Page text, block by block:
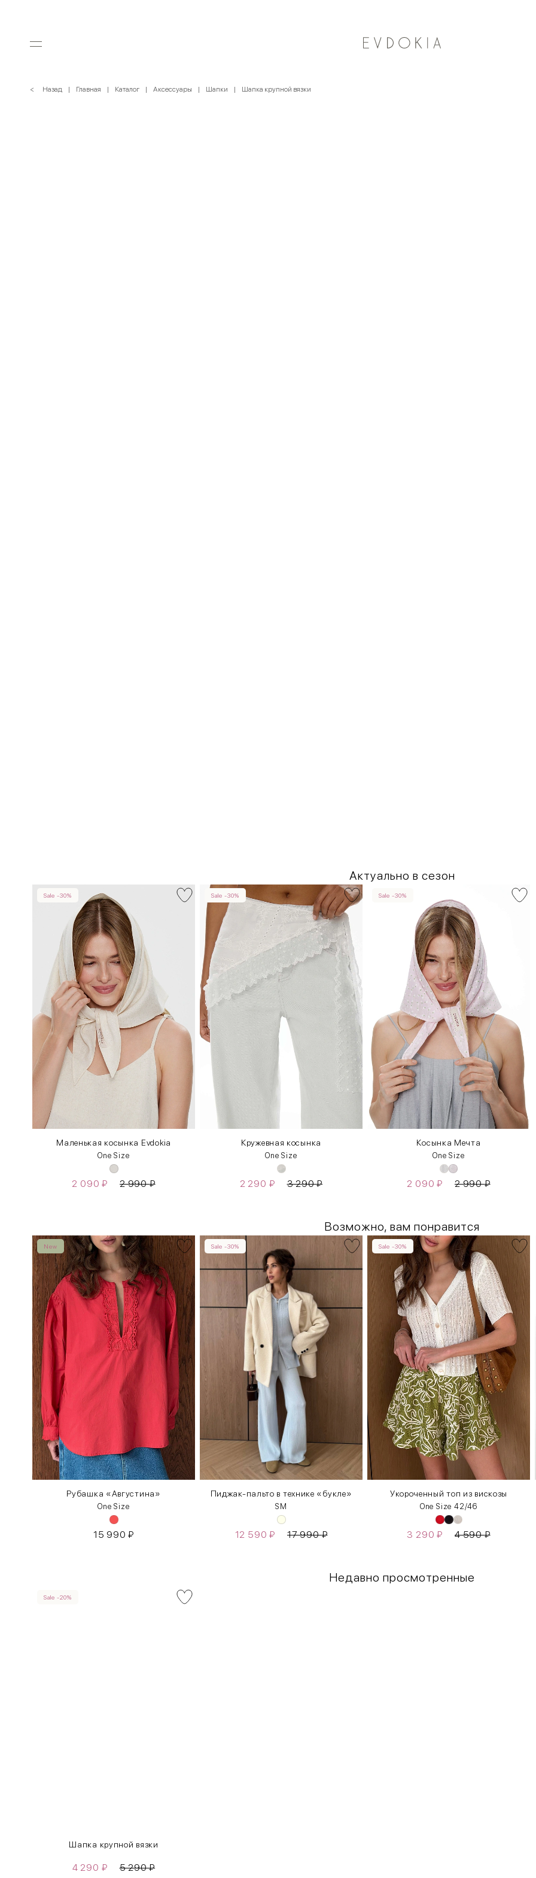
< Назад Главная Каталог Аксессуары Шапки Шапка крупной вязки
Актуально в сезон
Sale -30%
Маленькая косынка Evdokia
One Size
2 090₽ 2 990₽
Sale -30%
Кружевная косынка
One Size
2 290 ₽ 3 290₽
Sale -30%
Косынка Мечта
One Size
2 090₽ 2 990₽
Возможно, вам понравится
New
Рубашка «Августина»
One Size
15 990₽
Sale -30%
Пиджак-пальто в технике «букле»
S M
12 590₽ 17 990₽
Sale -30%
Укороченный топ из вискозы
One Size 42/46
3 290₽ 4 590₽
Недавно просмотренные
Sale -20%
Шапка крупной вязки
4 290 ₽ 5 290₽
Как правильно себя обмерить
Обхват груди (С)